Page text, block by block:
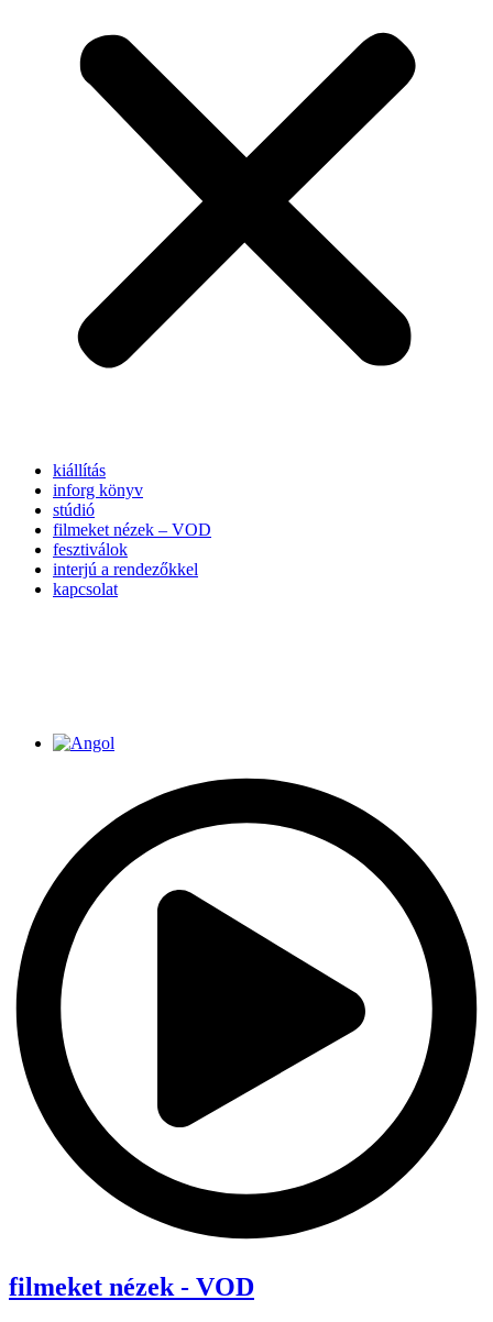
kiállítás
inforg könyv
stúdió
filmeket nézek – VOD
fesztiválok
interjú a rendezőkkel
kapcsolat
filmeket nézek - VOD